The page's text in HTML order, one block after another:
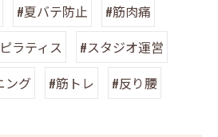
#夏バテ防止
#筋肉痛
ラティス
#スタジオ運営
ング
#筋トレ #反り腰